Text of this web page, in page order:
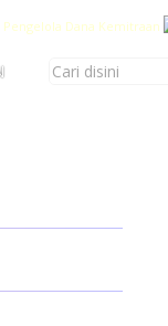
Pengelola Dana Kemitraan